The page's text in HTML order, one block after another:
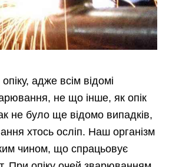
адже всім відомі
не що інше, як опік
не було ще відомо випадків,
хтось осліп. Наш організм
чином, що спрацьовує